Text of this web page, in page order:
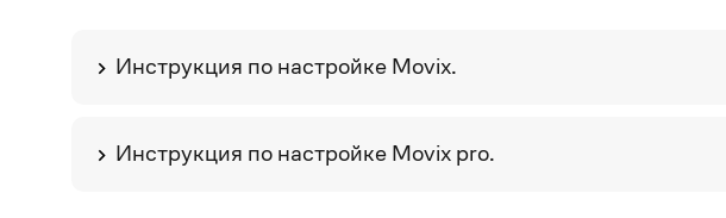
Инструкция по настройке Movix.
Инструкция по настройке Movix pro.